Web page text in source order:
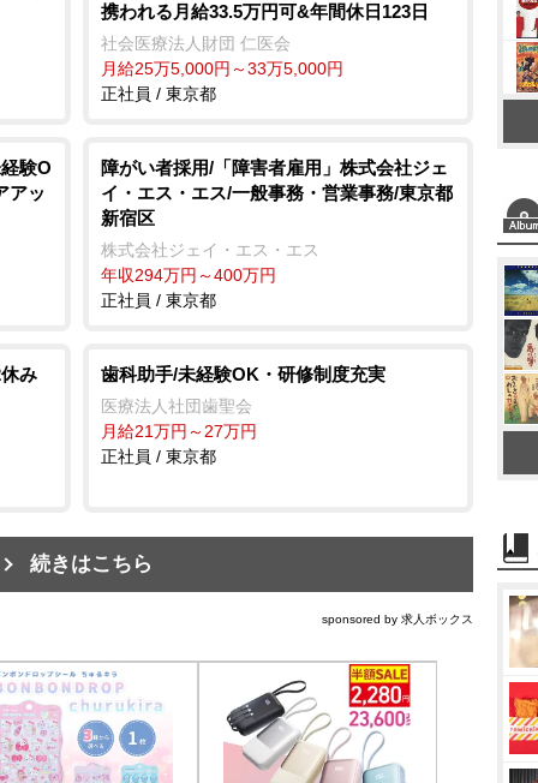
携われる月給33.5万円可&年間休日123日
社会医療法人財団 仁医会
月給25万5,000円～33万5,000円
正社員 / 東京都
験O
アッ
障がい者採用/「障害者雇用」株式会社ジェ
イ・エス・エス/一般事務・営業事務/東京都
新宿区
株式会社ジェイ・エス・エス
年収294万円～400万円
正社員 / 東京都
み 歯科助手/未経験OK・研修制度充実
医療法人社団歯聖会
月給21万円～27万円
正社員 / 東京都
続きはこちら
sponsored by 求人ボックス